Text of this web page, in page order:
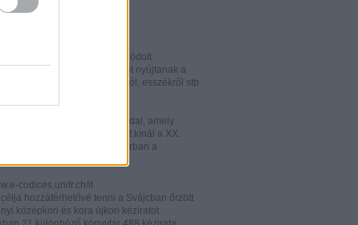
kutatásra specializálódott
portál - számos információt nyújtanak a
publikációkról, konferenciákról, esszékről stb.
letteratura/
áttkinthető irodalomkritikai oldal, amely
és szerzői életrajzokat kínál a XX.
Célközönsége elsősorban a
codices.unifr.ch/it
hozzáférhetővé tenni a Svájcban őrzött
középkori és kora újkori kéziratot.